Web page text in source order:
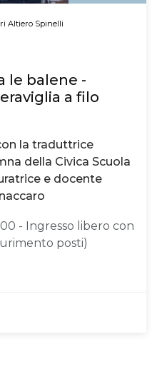
Altiero Spinelli
le balene -
a filo
la traduttrice
della Civica Scuola
e docente
- Ingresso libero con
posti)